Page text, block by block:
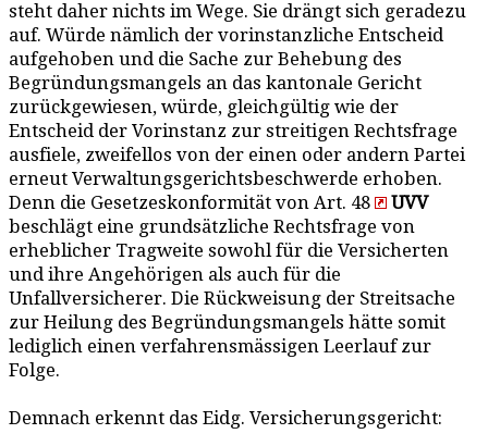
steht daher nichts im Wege. Sie drängt sich geradezu
auf. Würde nämlich der vorinstanzliche Entscheid
aufgehoben und die Sache zur Behebung des
Begründungsmangels an das kantonale Gericht
zurückgewiesen, würde, gleichgültig wie der
Entscheid der Vorinstanz zur streitigen Rechtsfrage
ausfiele, zweifellos von der einen oder andern Partei
erneut Verwaltungsgerichtsbeschwerde erhoben.
Denn die Gesetzeskonformität von Art. 48
UVV
beschlägt eine grundsätzliche Rechtsfrage von
erheblicher Tragweite sowohl für die Versicherten
und ihre Angehörigen als auch für die
Unfallversicherer. Die Rückweisung der Streitsache
zur Heilung des Begründungsmangels hätte somit
lediglich einen verfahrensmässigen Leerlauf zur
Folge.
Demnach erkennt das Eidg. Versicherungsgericht: